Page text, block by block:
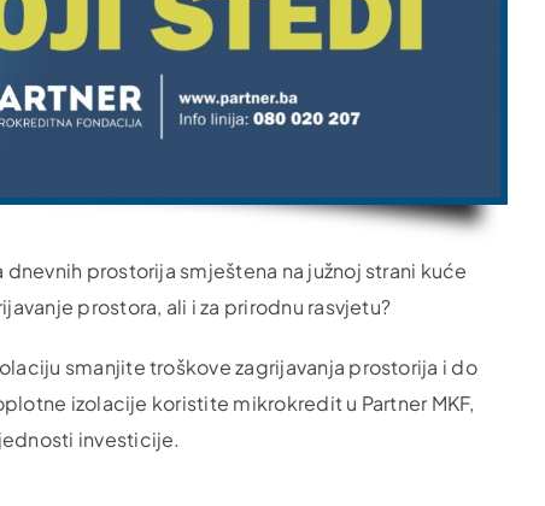
prostorija smještena na južnoj strani kuće
prostora, ali i za prirodnu rasvjetu?
smanjite troškove zagrijavanja prostorija i do
izolacije koristite mikrokredit u Partner MKF,
investicije.